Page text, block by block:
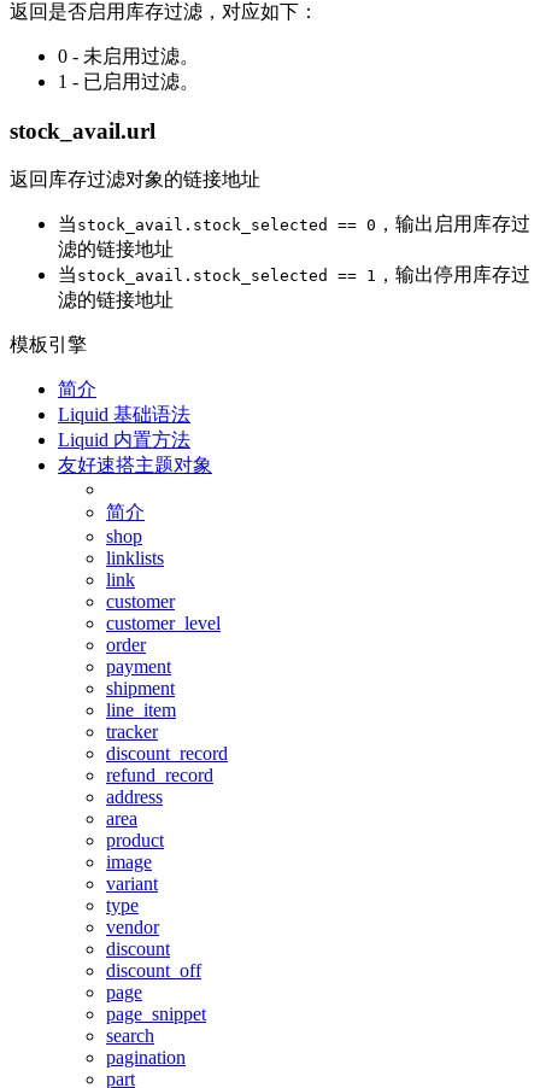
返回是否启用库存过滤，对应如下：
0 - 未启用过滤。
1 - 已启用过滤。
stock_avail.url
返回库存过滤对象的链接地址
当 stock_avail.stock_selected == 0 ，输出启用库存过
滤的链接地址
当 stock_avail.stock_selected == 1
，输出停用库存过
滤的链接地址
模板引擎
简介
Liquid 基础语法
Liquid 内置方法
友好速搭主题对象
简介
shop
linklists
link
customer
customer_level
order
payment
shipment
line_item
tracker
discount_record
refund_record
address
area
product
image
variant
type
vendor
discount
discount_off
page
page_snippet
search
pagination
part